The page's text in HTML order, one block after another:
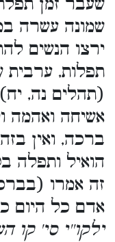
שמונה עשרה
ירצו הנשים
תפלות, ערבית
(תהלים נה,
אשיחה ואהמה
ברכה, ואין
הואיל ותפלה
זה אמרו
אדם כל היום
ילקו''י סי' קו